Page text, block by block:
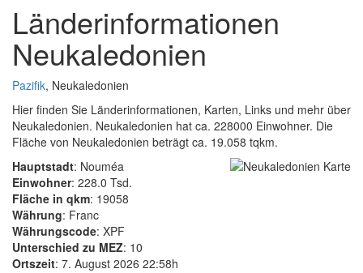
Länderinformationen
Neukaledonien
Pazifik, Neukaledonien
Hier finden Sie Länderinformationen, Karten, Links und mehr über
Neukaledonien. Neukaledonien hat ca. 228000 Einwohner. Die
Fläche von Neukaledonien beträgt ca. 19.058 tqkm.
Hauptstadt: Nouméa
Einwohner: 228.0 Tsd.
Fläche in qkm: 19058
Währung: Franc
Währungscode: XPF
Unterschied zu MEZ: 10
Ortszeit: 7. August 2026 22:58h